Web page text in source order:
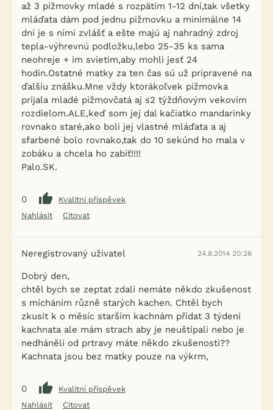
až 3 pižmovky mladé s rozpätím 1-12 dní,tak všetky
mláďata dám pod jednu pižmovku a minimálne 14
dní je s nimi zvlášť a ešte majú aj nahradný zdroj
tepla-výhrevnú podložku,lebo 25-35 ks sama
neohreje + im svietim,aby mohli jesť 24
hodin.Ostatné matky za ten čas sú už pripravené na
ďalšiu znášku.Mne vždy ktorákoľvek pižmovka
prijala mladé pižmovčatá aj s2 týždňovým vekovím
rozdielom.ALE,keď som jej dal kačiatko mandarinky
rovnako staré,ako boli jej vlastné mláďata a aj
sfarbené bolo rovnako,tak do 10 sekúnd ho mala v
zobáku a chcela ho zabiť!!!!
Palo.SK.
0
Kvalitní příspěvek
Nahlásit
Citovat
Neregistrovaný uživatel 24.8.2014 20:26
Dobrý den,
chtěl bych se zeptat zdali nemáte někdo zkušenost
s mícháním různě starých kachen. Chtěl bych
zkusit k o měsíc starším kachnám přidat 3 týdení
kachnata ale mám strach aby je neuštípali nebo je
nedháněli od prtravy máte někdo zkušenosti??
Kachnata jsou bez matky pouze na výkrm,
0
Kvalitní příspěvek
Nahlásit
Citovat